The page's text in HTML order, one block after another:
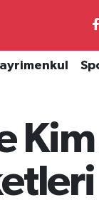
Kim